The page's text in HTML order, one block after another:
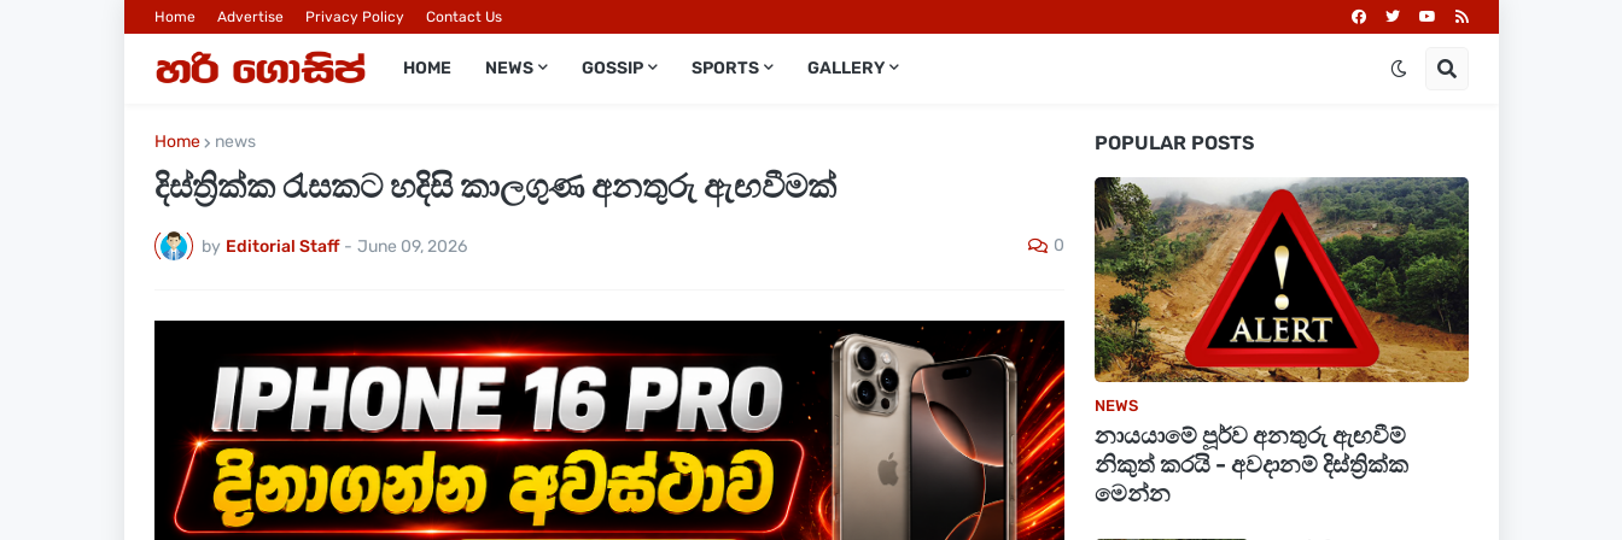
Home Advertise Privacy Policy Contact Us
HOME NEWS GOSSIP SPORTS GALLERY
Home news
දිස්ත්‍රික්ක රැසකට හදිසි කාලගුණ අනතුරු ඇඟවීමක්
by Editorial Staff - June 09, 2026 0
POPULAR POSTS
NEWS
නායයාමේ පූර්ව අනතුරු ඇඟවීම්
නිකුත් කරයි - අවදානම් දිස්ත්‍රික්ක
මෙන්න